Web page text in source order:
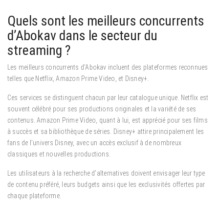
Quels sont les meilleurs concurrents
d’Abokav dans le secteur du
streaming ?
Les meilleurs concurrents d’Abokav incluent des plateformes reconnues
telles que Netflix, Amazon Prime Video, et Disney+.
Ces services se distinguent chacun par leur catalogue unique. Netflix est
souvent célébré pour ses productions originales et la variété de ses
contenus. Amazon Prime Video, quant à lui, est apprécié pour ses films
à succès et sa bibliothèque de séries. Disney+ attire principalement les
fans de l’univers Disney, avec un accès exclusif à de nombreux
classiques et nouvelles productions.
Les utilisateurs à la recherche d’alternatives doivent envisager leur type
de contenu préféré, leurs budgets ainsi que les exclusivités offertes par
chaque plateforme.